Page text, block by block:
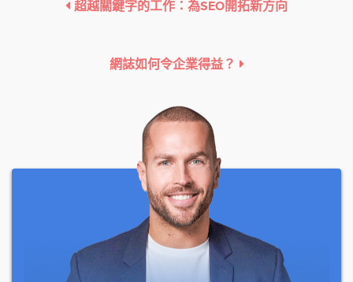
超越關鍵字的工作：為SEO開拓新方向
網誌如何令企業得益？